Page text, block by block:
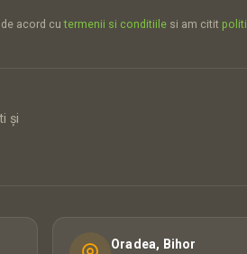
de acord cutermenii si conditiile si am citit
și
Oradea, Bihor